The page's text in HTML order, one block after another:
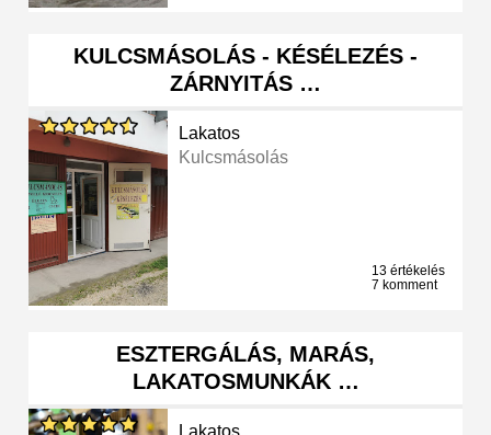
KULCSMÁSOLÁS - KÉSÉLEZÉS -
ZÁRNYITÁS …
Lakatos
Kulcsmásolás
13 értékelés
7 komment
ESZTERGÁLÁS, MARÁS,
LAKATOSMUNKÁK …